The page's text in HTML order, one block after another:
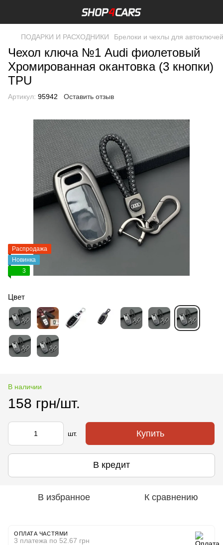
ПОДАРКИ И РАСХОДНИКИ Брелоки и чехлы для автоключей
Чехол ключа №1 Audi фиолетовый
Хромированная окантовка (3 кнопки)
TPU
Артикул: 95942 Оставить отзыв
Распродажа
Новинка
3
Цвет
В наличии
158 грн/шт.
шт. Купить
В кредит
В избранное К сравнению
ОПЛАТА ЧАСТЯМИ
3 платежа по 52.67 грн